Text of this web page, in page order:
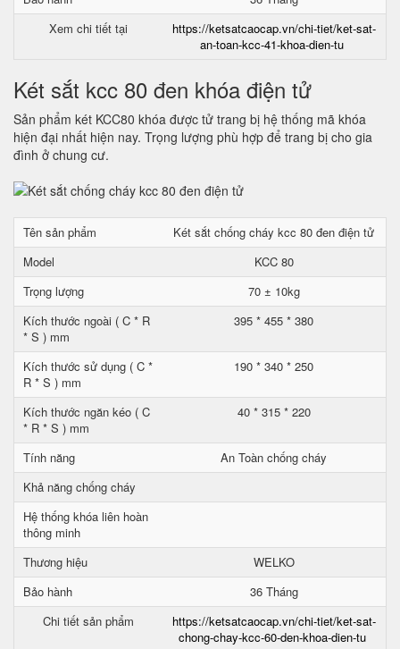
Xem chi tiết tại
https://ketsatcaocap.vn/chi-tiet/ket-sat-
an-toan-kcc-41-khoa-dien-tu
Két sắt kcc 80 đen khóa điện tử
Sản phẩm két KCC80 khóa được tử trang bị hệ thống mã khóa
hiện đại nhất hiện nay. Trọng lượng phù hợp để trang bị cho gia
đình ở chung cư.
Tên sản phẩm
Két sắt chống cháy kcc 80 đen điện tử
Model
KCC 80
Trọng lượng
70 ± 10kg
Kích thước ngoài ( C * R
* S ) mm
395 * 455 * 380
Kích thước sử dụng ( C *
R * S ) mm
190 * 340 * 250
Kích thước ngăn kéo ( C
* R * S ) mm
40 * 315 * 220
Tính năng
An Toàn chống cháy
Khả năng chống cháy
Hệ thống khóa liên hoàn
thông minh
Thương hiệu
WELKO
Bảo hành
36 Tháng
Chi tiết sản phẩm
https://ketsatcaocap.vn/chi-tiet/ket-sat-
chong-chay-kcc-60-den-khoa-dien-tu